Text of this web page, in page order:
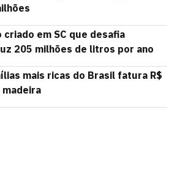
em SC que desafia
205 milhões de litros por ano
mais ricas do Brasil fatura R$